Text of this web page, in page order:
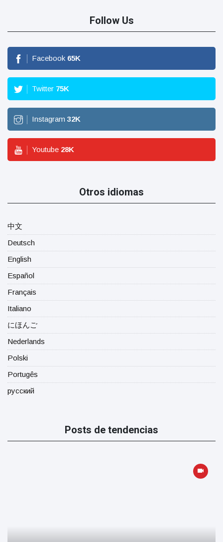
Follow Us
Facebook 65K
Twitter 75K
Instagram 32K
Youtube 28K
Otros idiomas
中文
Deutsch
English
Español
Français
Italiano
にほんご
Nederlands
Polski
Portugês
русский
Posts de tendencias